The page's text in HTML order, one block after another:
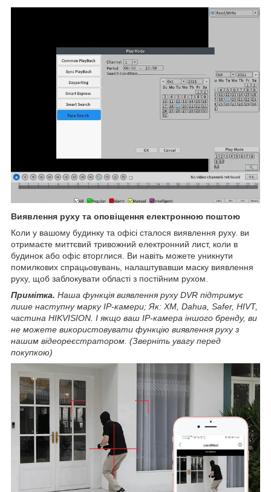
Виявлення руху та оповіщення електронною поштою
Коли у вашому будинку та офісі сталося виявлення руху. ви
отримаєте миттєвий тривожний електронний лист, коли в
будинок або офіс вторглися. Ви навіть можете уникнути
помилкових спрацьовувань, налаштувавши маску виявлення
руху, щоб заблокувати області з постійним рухом.
Примітка. Наша функція виявлення руху DVR підтримує
лише наступну марку IP-камери; Як: XM, Dahua, Safer, HIVT,
частина HIKVISION. І якщо ваш IP-камера іншого бренду, ви
не можете використовувати функцію виявлення руху з
нашим відеореєстратором. (Зверніть увагу перед
покупкою)